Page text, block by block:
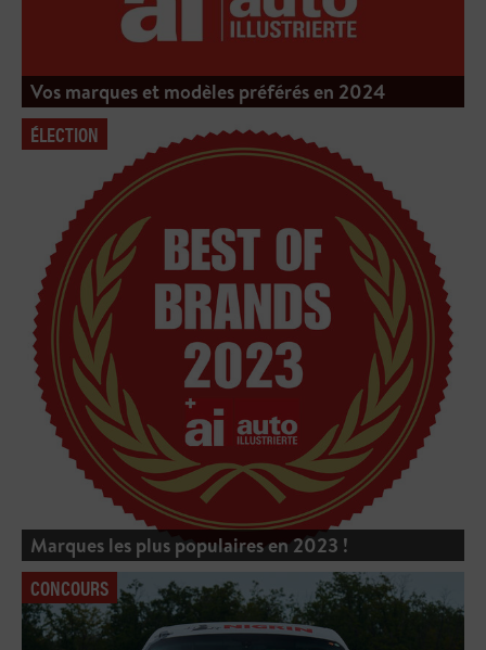
Vos marques et modèles préférés en 2024
ÉLECTION
Marques les plus populaires en 2023 !
CONCOURS